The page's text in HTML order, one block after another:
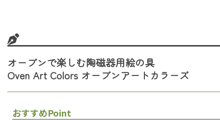
オーブンで楽しむ陶磁器用絵の具
Oven Art Colors オーブンアートカラーズ
おすすめPoint